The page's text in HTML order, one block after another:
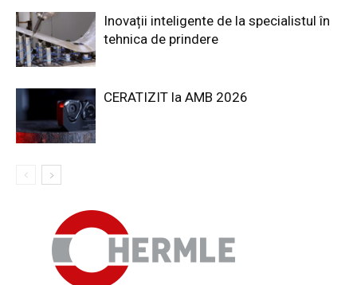
Inovații inteligente de la specialistul în
tehnica de prindere
CERATIZIT la AMB 2026